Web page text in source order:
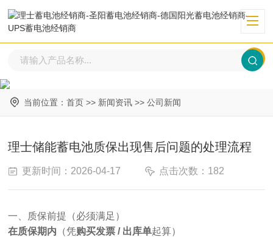
当前位置： 首页 >> 新闻资讯 >> 公司新闻
理士储能蓄电池质保出现售后问题的处理流程
更新时间：2026-04-17 点击次数：182
一、质保前提（必须满足）
在质保期内 （凭购买发票 / 出库单起算）